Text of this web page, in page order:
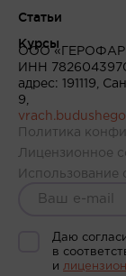
Статьи
Курсы
ООО
ИНН
адрес: 191119,
9,
Политика
Лицензионное
Использование
Даю
в
и